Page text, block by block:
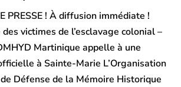
PRESSE ! À diffusion immédiate !
victimes de l’esclavage colonial –
Martinique appelle à une
à Sainte-Marie L’Organisation
Défense de la Mémoire Historique